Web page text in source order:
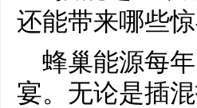
蜂巢能源每
宴。无论是插